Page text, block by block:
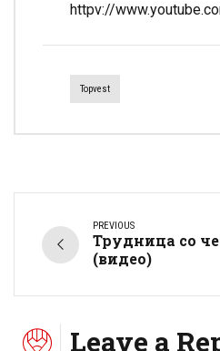
httpv://
Topvest
PREVIOUS
Трудница со
(видео)
Leave a